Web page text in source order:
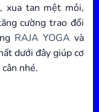
xua tan mệt mỏi,
cường trao đổi
RAJA YOGA và
dưới đây giúp cơ
nhé.